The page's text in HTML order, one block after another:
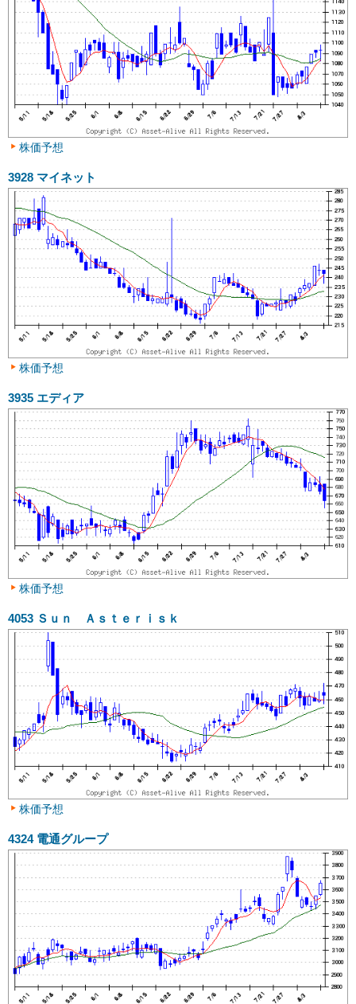
株価予想
3928 マイネット
株価予想
3935 エディア
株価予想
4053 Ｓｕｎ Ａｓｔｅｒｉｓｋ
株価予想
4324 電通グループ